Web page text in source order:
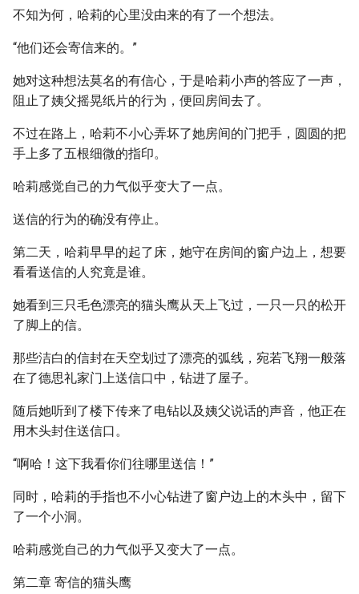
不知为何，哈莉的心里没由来的有了一个想法。
“他们还会寄信来的。”
她对这种想法莫名的有信心，于是哈莉小声的答应了一声，
阻止了姨父摇晃纸片的行为，便回房间去了。
不过在路上，哈莉不小心弄坏了她房间的门把手，圆圆的把
手上多了五根细微的指印。
哈莉感觉自己的力气似乎变大了一点。
送信的行为的确没有停止。
第二天，哈莉早早的起了床，她守在房间的窗户边上，想要
看看送信的人究竟是谁。
她看到三只毛色漂亮的猫头鹰从天上飞过，一只一只的松开
了脚上的信。
那些洁白的信封在天空划过了漂亮的弧线，宛若飞翔一般落
在了德思礼家门上送信口中，钻进了屋子。
随后她听到了楼下传来了电钻以及姨父说话的声音，他正在
用木头封住送信口。
“啊哈！这下我看你们往哪里送信！”
同时，哈莉的手指也不小心钻进了窗户边上的木头中，留下
了一个小洞。
哈莉感觉自己的力气似乎又变大了一点。
第二章 寄信的猫头鹰